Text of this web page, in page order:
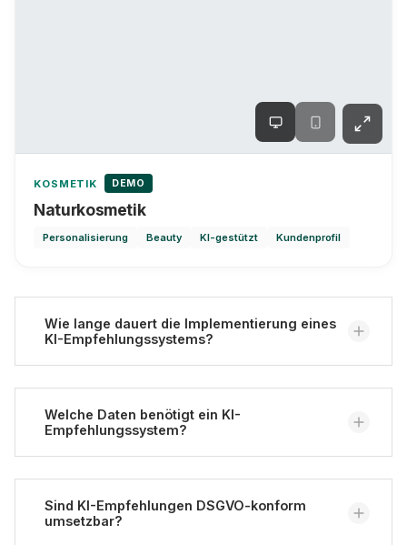
KOSMETIK DEMO
Naturkosmetik
Personalisierung Beauty KI-gestützt Kundenprofil
Wie lange dauert die Implementierung eines
KI-Empfehlungssystems?
Die Dauer hängt von der Komplexität ab. Ein erstes
Empfehlungssystem auf der Produktseite kann
erfahrungsgemäß in 4-6 Wochen umgesetzt
werden. Umfassendere Systeme mit Echtzeit-
Personalisierung über alle Touchpoints dauern
typischerweise 3-6 Monate. EineBeratung
der realistischen Zeitplanung.
Welche Daten benötigt ein KI-
Empfehlungssystem?
Grundsätzlich werden Produktdaten (Attribute,
Kategorien, Preise) und Nutzerdaten (Klicks, Käufe,
Warenkorbverhalten) benötigt. Je mehr qualitativ
Sind KI-Empfehlungen DSGVO-konform
umsetzbar?